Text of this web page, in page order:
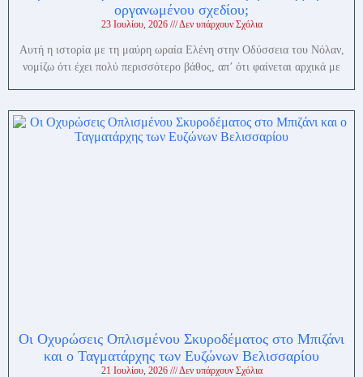
οργανωμένου σχεδίου;
23 Ιουλίου, 2026 Δεν υπάρχουν Σχόλια
Αυτή η ιστορία με τη μαύρη ωραία Ελένη στην Οδύσσεια του Νόλαν,
νομίζω ότι έχει πολύ περισσότερο βάθος, απ’ ότι φαίνεται αρχικά με
Οι Οχυρώσεις Οπλισμένου Σκυροδέματος στο Μπιζάνι
και ο Ταγματάρχης των Ευζώνων Βελισσαρίου
21 Ιουλίου, 2026 Δεν υπάρχουν Σχόλια